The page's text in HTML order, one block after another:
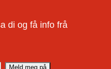
di og få info frå